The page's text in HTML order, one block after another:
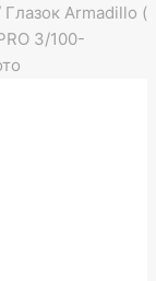
Глазок Armadillo (
3/100-